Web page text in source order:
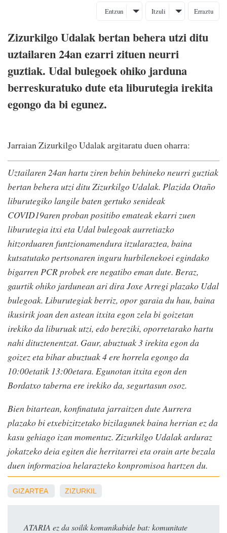
Entzun Itzuli Erraztu
Zizurkilgo Udalak bertan behera utzi ditu
uztailaren 24an ezarri zituen neurri
guztiak. Udal bulegoek ohiko jarduna
berreskuratuko dute eta liburutegia irekita
egongo da bi egunez.
Jarraian Zizurkilgo Udalak argitaratu duen oharra:
Uztailaren 24an hartu ziren behin behineko neurri guztiak
bertan behera utzi ditu Zizurkilgo Udalak. Plazida Otaño
liburutegiko langile baten gertuko senideak
COVID19aren proban positibo emateak ekarri zuen
liburutegia itxi eta Udal bulegoak aurretiazko
hitzorduaren funtzionamendura itzularaztea, baina
kutsatutako pertsonaren inguru hurbilenekoei egindako
bigarren PCR probek ere negatibo eman dute. Beraz,
gaurtik ohiko jardunean ari dira Joxe Arregi plazako Udal
bulegoak. Liburutegiak berriz, opor garaia du hau, baina
ikusirik joan den astean itxita egon zela bi goizetan
irekiko da liburuak utzi, edo bereziki, oporretarako hartu
nahi dituztenentzat. Gaur, abuztuak 3 irekita egon da
goizez eta bihar abuztuak 4 ere horrela egongo da
10:00etatik 13:00etara. Egunotan itxita egon den
Bordatxo taberna ere irekiko da, segurtasun osoz.
Bien bitartean, konfinatuta jarraitzen dute Aurrera
plazako bi etxebizitzetako bizilagunek baina herrian ez da
kasu gehiago izan momentuz. Zizurkilgo Udalak arduraz
jokatzeko deia egiten die herritarrei eta orain arte bezala
duen informazioa helarazteko konpromisoa hartzen du.
GIZARTEA ZIZURKIL
ATARIA ez da soilik komunikabide bat: komunitate